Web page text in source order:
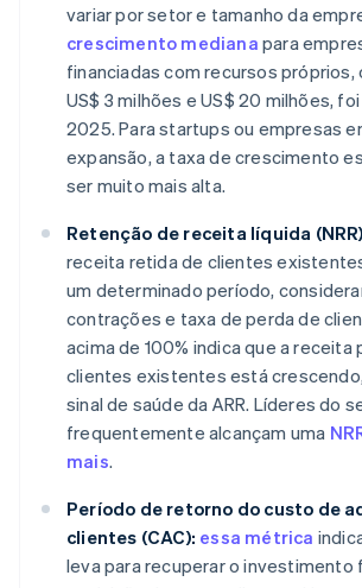
variar por setor e tamanho da
crescimento mediana para
financiadas com recursos próprios,
US$ 3 milhões e US$ 20 milhões,
2025. Para startups ou empresas
expansão, a taxa de crescimento
ser muito mais alta.
Retenção de receita líquida
receita retida de clientes
um determinado período,
contrações e taxa de perda de
acima de 100% indica que a
clientes existentes está
sinal de saúde da ARR. Líderes do
frequentemente alcançam uma
mais.
Período de retorno do custo de
clientes (CAC): essa métrica
leva para recuperar o investimento